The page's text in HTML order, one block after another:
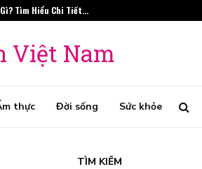
Gì? Tìm Hiểu Chi Tiết…
Việt Nam
thực Đời sống Sức khỏe
TÌM KIẾM